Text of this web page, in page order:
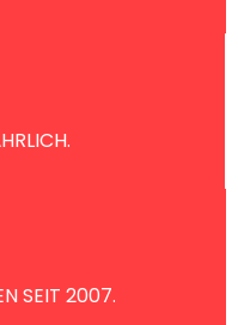
SEIT 2007.